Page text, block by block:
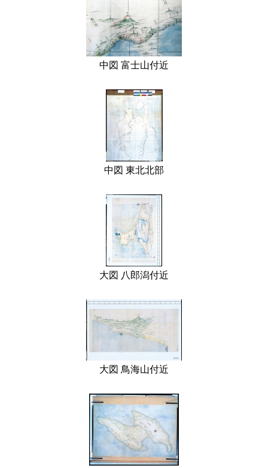
中図 富士山付近
中図 東北北部
大図 八郎潟付近
大図 鳥海山付近